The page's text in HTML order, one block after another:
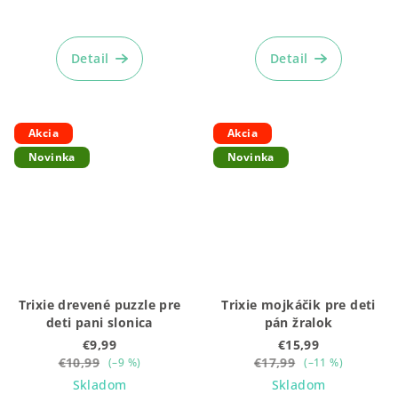
Detail Detail
Akcia
Novinka
Trixie drevené puzzle pre
deti pani slonica
€9,99
€10,99 (–9 %)
Skladom
Akcia
Novinka
Trixie mojkáčik pre deti
pán žralok
€15,99
€17,99 (–11 %)
Skladom